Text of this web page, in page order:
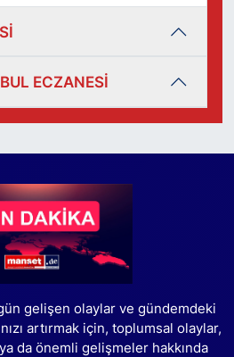
ECZANESİ
gelişen olaylar ve gündemdeki
artırmak için, toplumsal olaylar,
da önemli gelişmeler hakkında